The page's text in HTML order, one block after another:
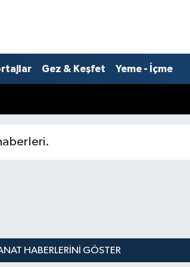
Gez & Keşfet Yeme - İçme
HABERLERINI GÖSTER